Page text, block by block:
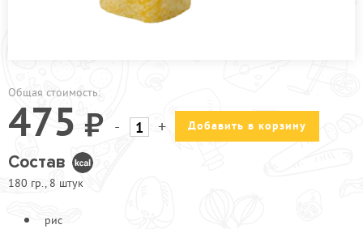
ПРОЧЕЕ
Общая стоимость:
475 - + Добавить в корзину
Состав
180 гр., 8 штук
рис